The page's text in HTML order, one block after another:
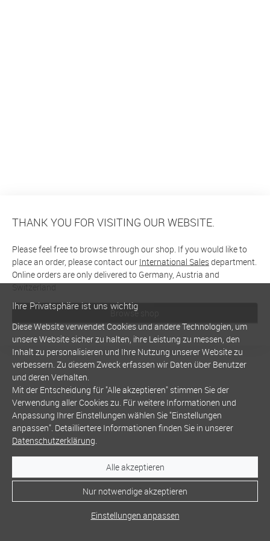
THANK YOU FOR VISITING OUR WEBSITE.
Please feel free to browse through our shop. If you would like to
place an order, please contact our International Salesdepartment.
Online orders are only delivered to Germany, Austria and
Switzerland
Browse shop
Ihre Privatsphäre ist uns wichtig
Diese Website verwendet Cookies und andere Technologien, um
unsere Website sicher zu halten, ihre Leistung zu messen, den
Inhalt zu personalisieren und Ihre Nutzung unserer Website zu
verbessern. Zu diesem Zweck erfassen wir Daten über Benutzer
und deren Verhalten.
Mit der Entscheidung für "Alle akzeptieren" stimmen Sie der
Verwendung aller Cookies zu. Für weitere Informationen und
Anpassung Ihrer Einstellungen wählen Sie "Einstellungen
anpassen". Detailliertere Informationen finden Sie in unserer
Datenschutzerklärung.
Alle akzeptieren
Nur notwendige akzeptieren
Einstellungen anpassen